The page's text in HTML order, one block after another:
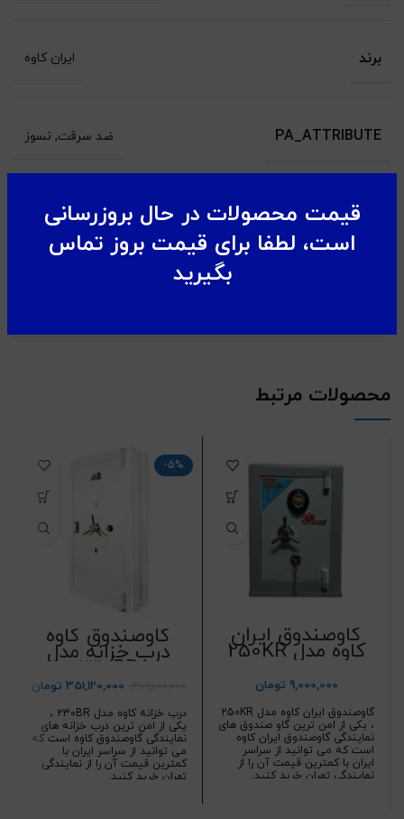
قیمت محصولات در حال بروزرسانی
است، لطفا برای قیمت بروز تماس
بگیرید
برند ایران کاوه
PA_ATTRIBUTE ضد سرقت, نسوز
PA_NUMBER-OF-FLOORS دو عدد
محصولات مرتبط
گاوصندوق ایران
کاوه مدل 250KR
9,000,000 تومان
گاوصندوق ایران کاوه مدل 250KR
، یکی از امن ترین گاو صندوق های
نمایندگی گاوصندوق ایران کاوه
است که می توانید از سراسر
ایران با کمترین قیمت آن را از
نمایندگی تهران خرید کنید.
-5%
گاوصندوق کاوه
درب خزانه مدل
230BR
351,120,000 تومان
درب خزانه کاوه مدل 230BR ،
یکی از امن ترین درب خزانه های
نمایندگی گاوصندوق کاوه است که
می توانید از سراسر ایران با
کمترین قیمت آن را از نمایندگی
تهران خرید کنید.